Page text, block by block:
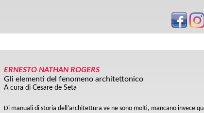
ERNESTO NATHAN ROGERS
Gli elementi del fenomeno architettonico
A cura di Cesare de Seta
Di manuali di storia dell’architettura ve ne sono molti, mancano invece